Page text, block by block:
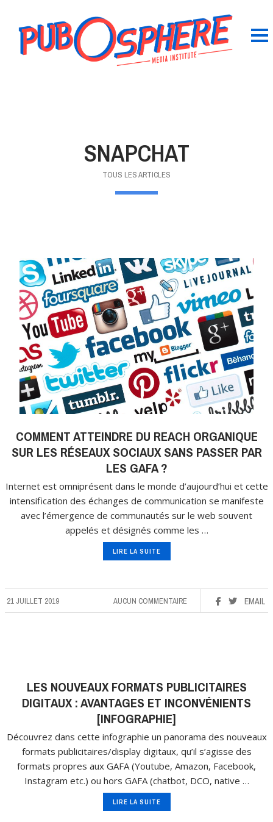
SNAPCHAT
TOUS LES ARTICLES
COMMENT ATTEINDRE DU REACH ORGANIQUE
SUR LES RÉSEAUX SOCIAUX SANS PASSER PAR
LES GAFA ?
Internet est omniprésent dans le monde d’aujourd’hui et cette
intensification des échanges de communication se manifeste
avec l’émergence de communautés sur le web souvent
appelés et désignés comme les …
LIRE LA SUITE
21 JUILLET 2019 EMAIL
AUCUN COMMENTAIRE
LES NOUVEAUX FORMATS PUBLICITAIRES
DIGITAUX : AVANTAGES ET INCONVÉNIENTS
[INFOGRAPHIE]
Découvrez dans cette infographie un panorama des nouveaux
formats publicitaires/display digitaux, qu’il s’agisse des
formats propres aux GAFA (Youtube, Amazon, Facebook,
Instagram etc.) ou hors GAFA (chatbot, DCO, native …
LIRE LA SUITE